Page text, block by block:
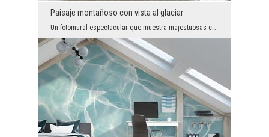
Paisaje montañoso con vista al glaciar
Un fotomural espectacular que muestra majestuosas cumbres nevadas y un lago tranquilo, permitiend...